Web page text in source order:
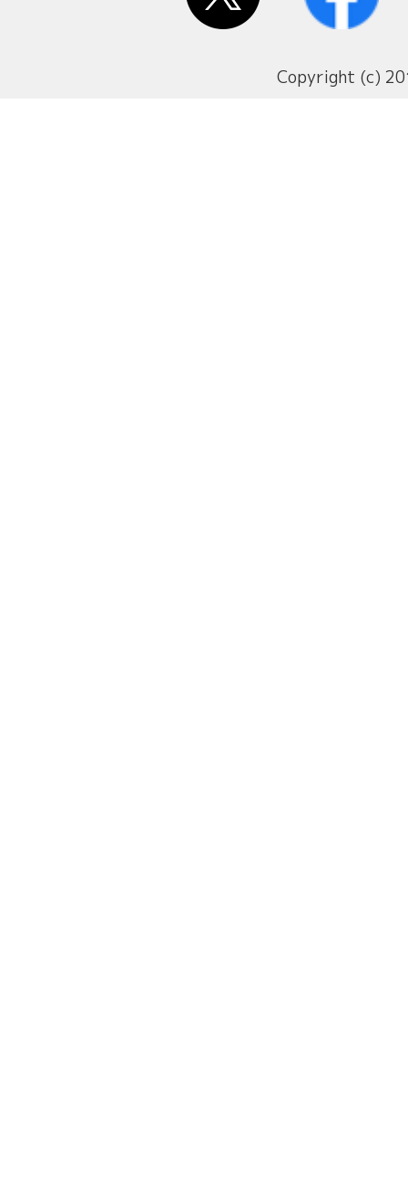
Copyright (c)